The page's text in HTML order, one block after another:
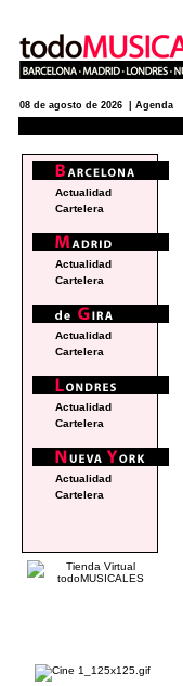
08 de agosto de 2026 | Agenda
Actualidad
Cartelera
Actualidad
Cartelera
Actualidad
Cartelera
Actualidad
Cartelera
Actualidad
Cartelera